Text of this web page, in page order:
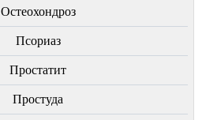
Остеохондроз
Пcориаз
Простатит
Простуда